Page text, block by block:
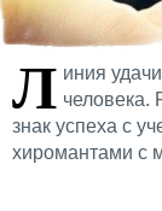
Л иния
человека.
знак успеха с
хиромантами с